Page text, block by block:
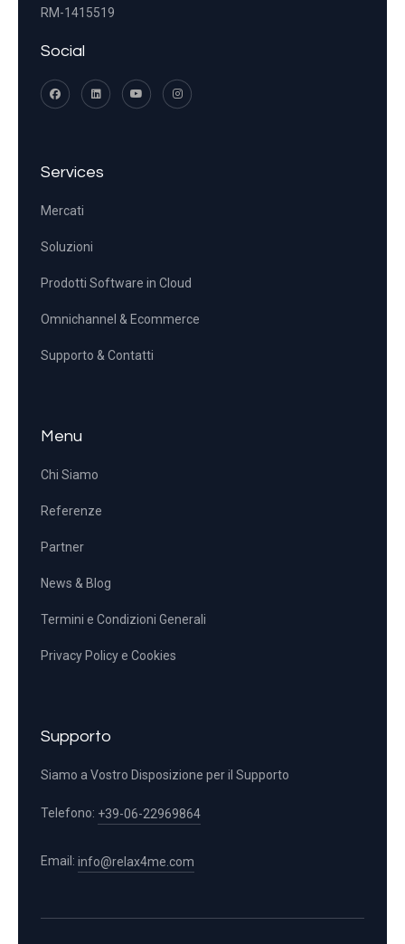
RM-1415519
Social
Services
Mercati
Soluzioni
Prodotti Software in Cloud
Omnichannel & Ecommerce
Supporto & Contatti
Menu
Chi Siamo
Referenze
Partner
News & Blog
Termini e Condizioni Generali
Privacy Policy e Cookies
Supporto
Siamo a Vostro Disposizione per il Supporto
Telefono: +39-06-22969864
Email: info@relax4me.com